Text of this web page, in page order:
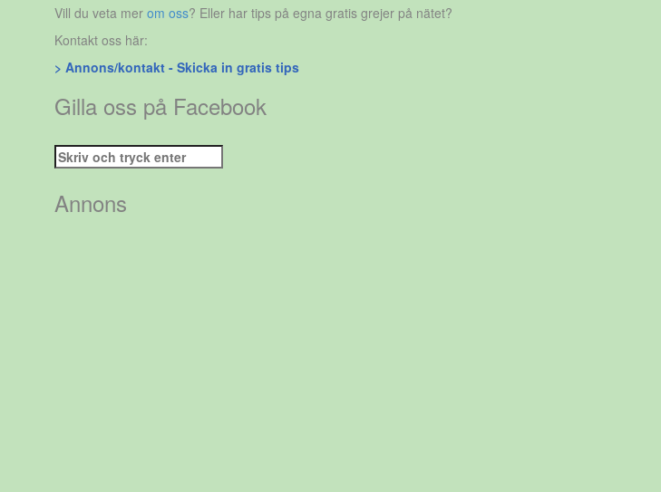
Vill du veta mer om oss? Eller har tips på egna gratis grejer på nätet?
Kontakt oss här:
> Annons/kontakt - Skicka in gratis tips
Gilla oss på Facebook
Sök
efter:
Annons